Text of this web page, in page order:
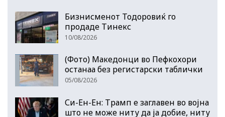
Бизнисменот Тодоровиќ го
продаде Тинекс
10/08/2026
(Фото) Македонци во Пефкохори
останаа без регистарски таблички
05/08/2026
Си-Ен-Ен: Трамп е заглавен во војна
што не може ниту да ја добие, ниту